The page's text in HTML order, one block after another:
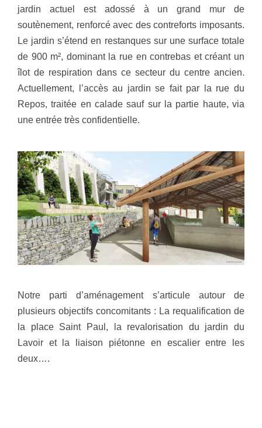
jardin actuel est adossé à un grand mur de
soutènement, renforcé avec des contreforts imposants.
Le jardin s’étend en restanques sur une surface totale
de 900 m², dominant la rue en contrebas et créant un
îlot de respiration dans ce secteur du centre ancien.
Actuellement, l’accès au jardin se fait par la rue du
Repos, traitée en calade sauf sur la partie haute, via
une entrée très confidentielle.
Notre parti d’aménagement s’articule autour de
plusieurs objectifs concomitants : La requalification de
la place Saint Paul, la revalorisation du jardin du
Lavoir et la liaison piétonne en escalier entre les
deux….